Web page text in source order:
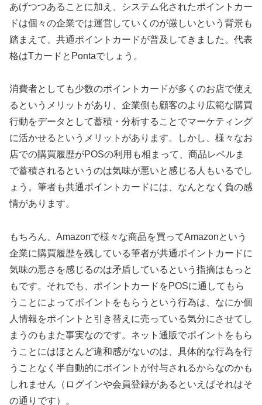
あげつつあることに加え、システム化されたポイントカー
ドは個々の企業では運営していくのが厳しいという背景も
踏まえて、共通ポイントカードが普及してきました。代表
格はTカードとPontaでしょう。
消費者としても少数のポイントカードが多くのお店で使え
るというメリットがあり、企業側も顧客のより広範な購買
行動をデータとして蓄積・分析することでマーケティング
に活かせるというメリットがあります。しかし、様々なお
店での購買履歴がPOSの利用も相まって、商品レベルま
で蓄積されるというのは気味が悪いと感じる人もいるでし
ょう。筆者も共通ポイントカードには、なんとなく負の感
情があります。
もちろん、Amazonで様々な商品を買ってAmazonという
企業に購買履歴を残している筆者が共通ポイントカードに
気味の悪さを感じるのは矛盾しているという指摘はもっと
もです。それでも、ポイントカードをPOSに通してもら
うことによってポイントをもらうという行為は、なにか個
人情報をポイントと引き替えに売っている気分にさせてし
まうのもまた事実なのです。ネット通販でポイントをもら
うことにはほとんど違和感がないのは、具体的な行為を行
うことなく半自動的にポイントが付与されるからなのかも
しれません（ログインや会員登録があるといえばそれはそ
の通りです）。